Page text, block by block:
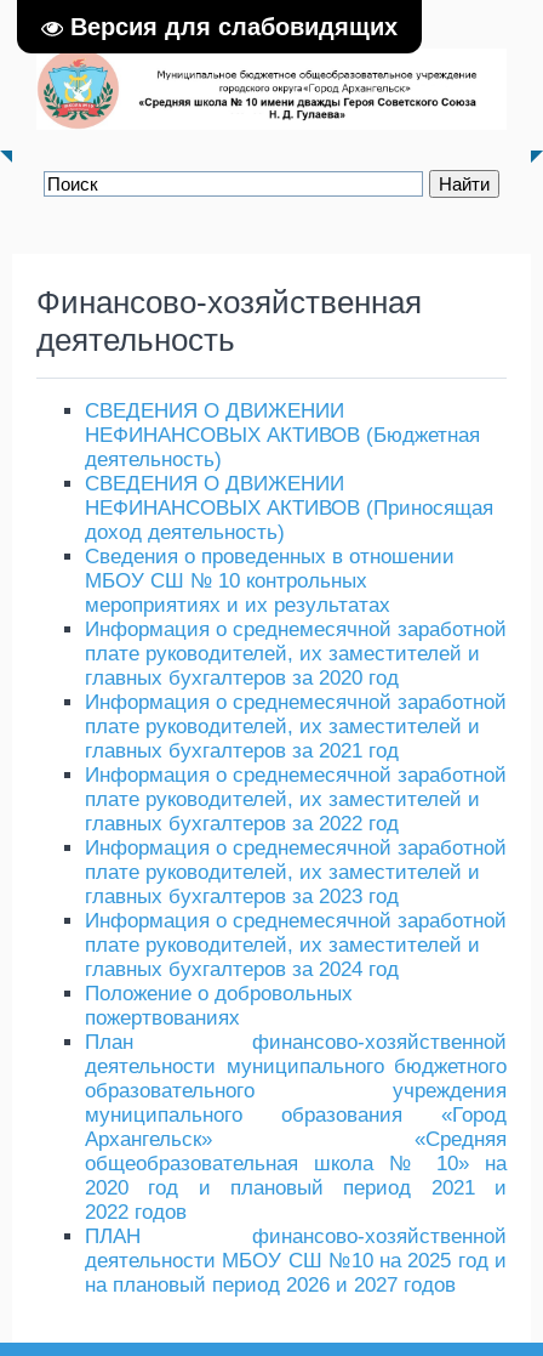
Версия для слабовидящих
Финансово-хозяйственная
деятельность
СВЕДЕНИЯ О ДВИЖЕНИИ
НЕФИНАНСОВЫХ АКТИВОВ (Бюджетная
деятельность)
СВЕДЕНИЯ О ДВИЖЕНИИ
НЕФИНАНСОВЫХ АКТИВОВ (Приносящая
доход деятельность)
Сведения о проведенных в отношении
МБОУ СШ № 10 контрольных
мероприятиях и их результатах
Информация о среднемесячной заработной
плате руководителей, их заместителей и
главных бухгалтеров за 2020 год
Информация о среднемесячной заработной
плате руководителей, их заместителей и
главных бухгалтеров за 2021 год
Информация о среднемесячной заработной
плате руководителей, их заместителей и
главных бухгалтеров за 2022 год
Информация о среднемесячной заработной
плате руководителей, их заместителей и
главных бухгалтеров за 2023 год
Информация о среднемесячной заработной
плате руководителей, их заместителей и
главных бухгалтеров за 2024 год
Положение о добровольных
пожертвованиях
План финансово-хозяйственной
деятельности муниципального бюджетного
образовательного учреждения
муниципального образования «Город
Архангельск» «Средняя
общеобразовательная школа № 10» на
2020 год и плановый период 2021 и
2022 годов
ПЛАН финансово-хозяйственной
деятельности МБОУ СШ №10 на 2025 год и
на плановый период 2026 и 2027 годов